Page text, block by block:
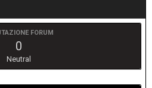
FORUM
0
Neutral